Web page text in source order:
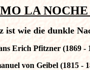
LA NOCHE
ist wie die dunkle
Erich Pfitzner (1869 -
von Geibel (1815 -